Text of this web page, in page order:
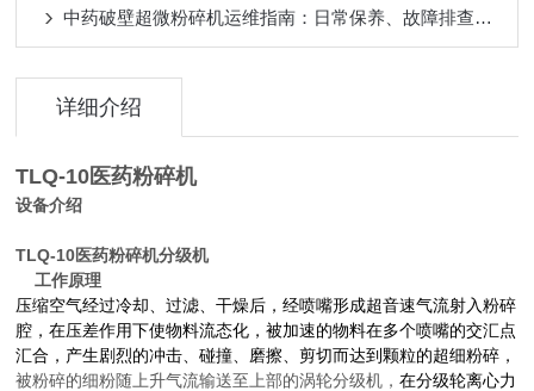
中药破壁超微粉碎机运维指南：日常保养、故障排查与效率优化技巧
详细介绍
TLQ-10医药粉碎机
设备介绍
TLQ-10医药粉碎机分级机
工作原理
压缩空气经过冷却、过滤、干燥后，经喷嘴形成超音速气流射入粉碎
腔，在压差作用下使物料流态化，被加速的物料在多个喷嘴的交汇点
汇合，产生剧烈的冲击、碰撞、磨擦、剪切而达到颗粒的超细粉碎，
被粉碎的细粉随上升气流输送至上部的涡轮分级机，在分级轮离心力